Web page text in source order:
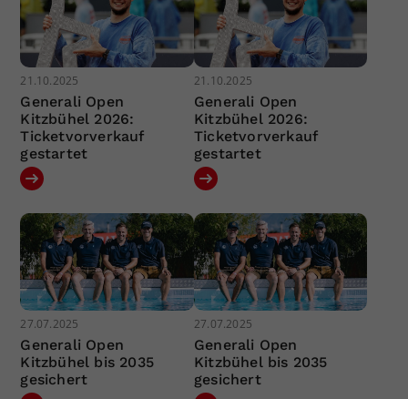
21.10.2025
Generali Open
Kitzbühel 2026:
Ticketvorverkauf
gestartet
21.10.2025
Generali Open
Kitzbühel 2026:
Ticketvorverkauf
gestartet
27.07.2025
Generali Open
Kitzbühel bis 2035
gesichert
27.07.2025
Generali Open
Kitzbühel bis 2035
gesichert